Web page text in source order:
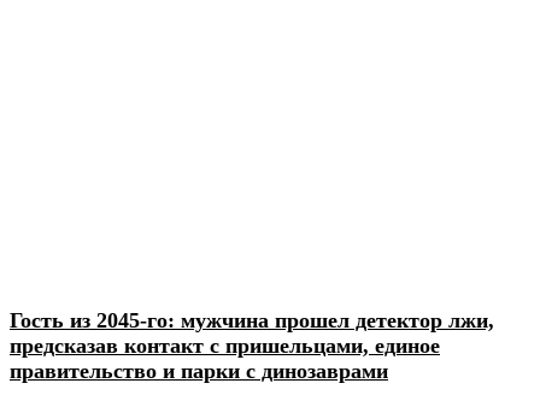
Гость из 2045-го: мужчина прошел детектор лжи,
предсказав контакт с пришельцами, единое
правительство и парки с динозаврами